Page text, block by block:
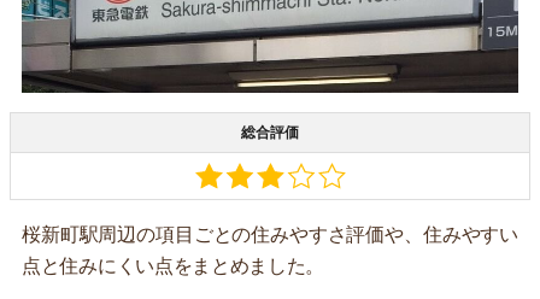
総合評価
桜新町駅周辺の項目ごとの住みやすさ評価や、住みやすい
点と住みにくい点をまとめました。